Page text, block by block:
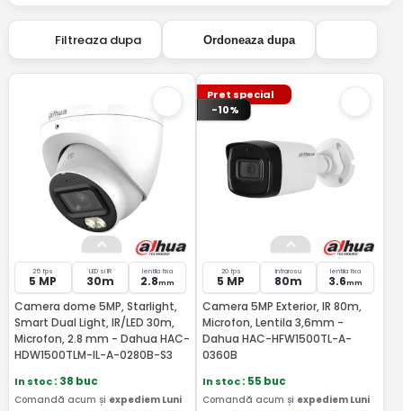
Filtreaza dupa Ordoneaza dupa
25 fps
5 MP
LED si IR
30m
lentila fixa
2.8mm
Camera dome 5MP, Starlight,
Smart Dual Light, IR/LED 30m,
Microfon, 2.8 mm - Dahua HAC-
HDW1500TLM-IL-A-0280B-S3
In stoc: 38 buc
Comandă acum și expediem Luni
Pret special
-10%
20 fps
5 MP
Infrarosu
80m
lentila fixa
3.6mm
Camera 5MP Exterior, IR 80m,
Microfon, Lentila 3,6mm -
Dahua HAC-HFW1500TL-A-
0360B
In stoc: 55 buc
Comandă acum și expediem Luni